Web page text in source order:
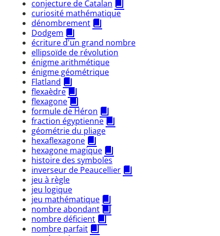
conjecture de Catalan
curiosité mathématique
dénombrement
Dodgem
écriture d'un grand nombre
ellipsoïde de révolution
énigme arithmétique
énigme géométrique
Flatland
flexaèdre
flexagone
formule de Héron
fraction égyptienne
géométrie du pliage
hexaflexagone
hexagone magique
histoire des symboles
inverseur de Peaucellier
jeu à règle
jeu logique
jeu mathématique
nombre abondant
nombre déficient
nombre parfait